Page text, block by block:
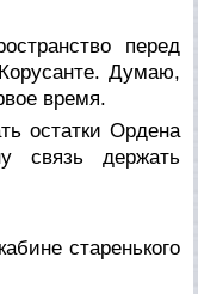
перед
Думаю,
время.
остатки Ордена
связь держать
старенького